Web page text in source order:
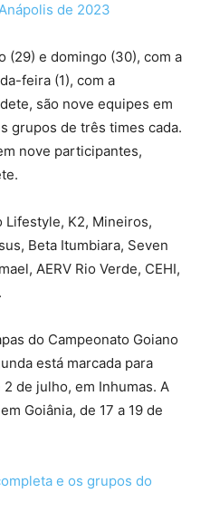
de 2023
(29) e domingo (30), com a
feira (1), com a
são nove equipes em
grupos de três times cada.
nove participantes,
Lifestyle, K2, Mineiros,
Beta Itumbiara, Seven
AERV Rio Verde, CEHI,
do Campeonato Goiano
está marcada para
de julho, em Inhumas. A
Goiânia, de 17 a 19 de
e os grupos do